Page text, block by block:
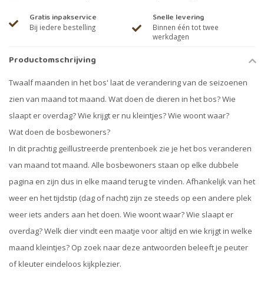
Gratis inpakservice
Bij iedere bestelling
Snelle levering
Binnen één tot twee
werkdagen
Productomschrijving
Twaalf maanden in het bos' laat de verandering van de seizoenen
zien van maand tot maand. Wat doen de dieren in het bos? Wie
slaapt er overdag? Wie krijgt er nu kleintjes? Wie woont waar?
Wat doen de bosbewoners?
In dit prachtig geïllustreerde prentenboek zie je het bos veranderen
van maand tot maand. Alle bosbewoners staan op elke dubbele
pagina en zijn dus in elke maand terug te vinden. Afhankelijk van het
weer en het tijdstip (dag of nacht) zijn ze steeds op een andere plek
weer iets anders aan het doen. Wie woont waar? Wie slaapt er
overdag? Welk dier vindt een maatje voor altijd en wie krijgt in welke
maand kleintjes? Op zoek naar deze antwoorden beleeft je peuter
of kleuter eindeloos kijkplezier.